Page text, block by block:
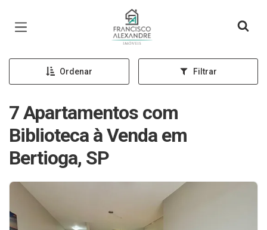
Página inicial
Ordenar Filtrar
7 Apartamentos com
Biblioteca à Venda em
Bertioga, SP